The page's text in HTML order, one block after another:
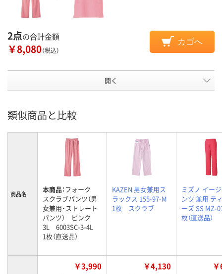
2点の合計金額
￥8,080（税込）
カゴへ
開く
類似商品と比較
商品名 本商品：フォーク
スクラブパンツ（男
女兼用・ストレート
パンツ） ピンク
3L 6003SC-3-4L
1枚（直送品）
KAZEN 男女兼用ス
ラックス 155-97-M
1枚 スクラブ
ミズノ イー
ンツ 兼用 テ
ーズ SS MZ-
枚（直送品）
￥3,990 ￥4,130